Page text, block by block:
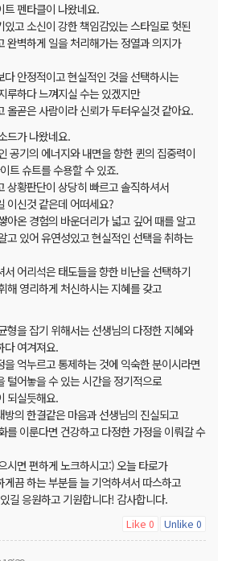
펜타클이 나왔네요.
고 소신이 강한 책임감있는 스타일로 헛된
완벽하게 일을 처리해가는 정열과 의지가
다 안정적이고 현실적인 것을 선택하시는
루하다 느껴지실 수는 있겠지만
올곧은 사람이라 신뢰가 두터우실것 같아요.
드가 나왔네요.
공기의 에너지와 내면을 향한 퀸의 집중력이
트 슈트를 수용할 수 있죠.
상황판단이 상당히 빠르고 솔직하셔서
이신것 같은데 어떠세요?
아온 경험의 바운더리가 넓고 깊어 때를 알고
고 있어 유연성있고 현실적인 선택을 취하는
어리석은 태도들을 향한 비난을 선택하기
해 영리하게 처신하시는 지혜를 갖고
형을 잡기 위해서는 선생님의 다정한 지혜와
다 여겨져요.
억누르고 통제하는 것에 익숙한 분이시라면
털어놓을 수 있는 시간을 정기적으로
되실듯해요.
방의 한결같은 마음과 선생님의 진실되고
를 이룬다면 건강하고 다정한 가정을 이뤄갈 수
시면 편하게 노크하시고:) 오늘 타로가
끔 하는 부분들 늘 기억하셔서 따스하고
길 응원하고 기원합니다! 감사합니다.
Like 0 Unlike 0